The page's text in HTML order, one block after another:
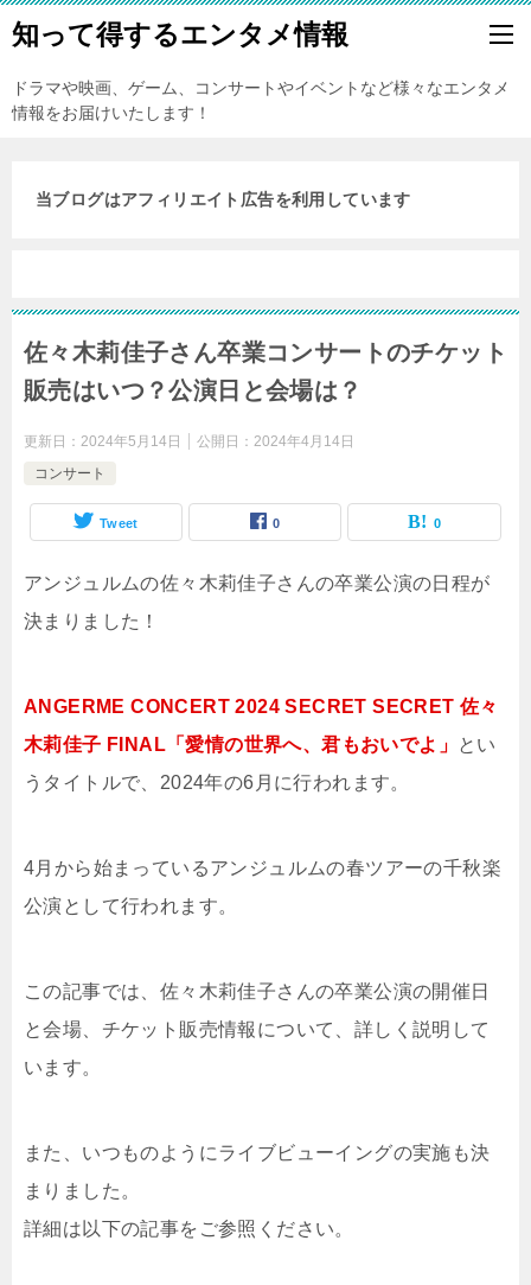
知って得するエンタメ情報
ドラマや映画、ゲーム、コンサートやイベントなど様々なエンタメ
情報をお届けいたします！
当ブログはアフィリエイト広告を利用しています
佐々木莉佳子さん卒業コンサートのチケット
販売はいつ？公演日と会場は？
更新日： 2024年5月14日 公開日： 2024年4月14日
コンサート
Tweet 0 0
アンジュルムの佐々木莉佳子さんの卒業公演の日程が
決まりました！
ANGERME CONCERT 2024 SECRET SECRET 佐々
木莉佳子 FINAL「愛情の世界へ、君もおいでよ」 とい
うタイトルで、2024年の6月に行われます。
4月から始まっているアンジュルムの春ツアーの千秋楽
公演として行われます。
この記事では、佐々木莉佳子さんの卒業公演の開催日
と会場、チケット販売情報について、詳しく説明して
います。
また、いつものようにライブビューイングの実施も決
まりました。
詳細は以下の記事をご参照ください。